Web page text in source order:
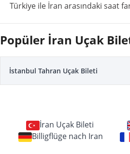
Türkiye ile İran arasındaki saat
Popüler İran Uçak
İstanbul Tahran Uçak Bileti
İran Uçak Bileti
Billigflüge nach Iran